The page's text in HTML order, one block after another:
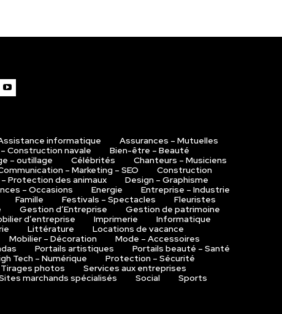
informatique
Assurances – Mutuelles
Construction navale
Bien-être – Beauté
– outillage Célébrités
Chanteurs – Musiciens
– Marketing – SEO
Construction
Protection des animaux
Design – Graphisme
– Occasions Energie
Entreprise – Industrie
Famille Festivals – Spectacles
Fleuristes
Gestion d’Entreprise
Gestion de patrimoine
d’entreprise Imprimerie
Informatique
Littérature
Locations de vacance
Mobilier – Décoration
Mode – Accessoires
Portails artistiques
Portails beauté – Santé
Tech – Numérique
Protection – Sécurité
photos
Services aux entreprises
marchands spécialisés Social
Sports